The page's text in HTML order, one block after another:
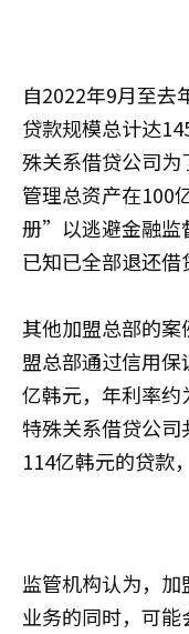
自2022年9月至去
贷款规模总计达
殊关系借贷公司为
管理总资产在100
册”以逃避金融监
已知已全部退还借
其他加盟总部的
盟总部通过信用
亿韩元，年利率
特殊关系借贷公
114亿韩元的贷款
监管机构认为，
业务的同时，可